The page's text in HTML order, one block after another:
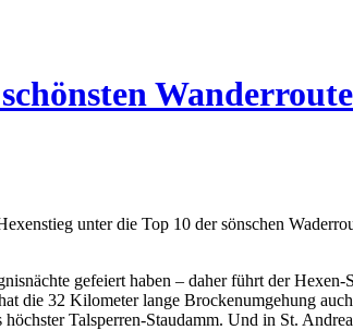
unter die Top 10 der sönschen
gefeiert haben – daher führt der
die 32 Kilometer lange Brockenumgehung
Talsperren-Staudamm. Und in St.